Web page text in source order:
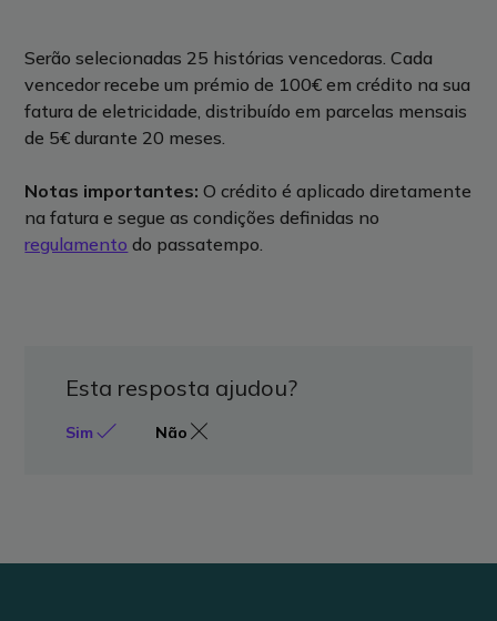
Serão selecionadas 25 histórias vencedoras. Cada
vencedor recebe um prémio de 100€ em crédito na sua
fatura de eletricidade, distribuído em parcelas mensais
de 5€ durante 20 meses.
Notas importantes: O crédito é aplicado diretamente
na fatura e segue as condições definidas no
regulamento do passatempo.
Esta resposta ajudou?
Sim Não